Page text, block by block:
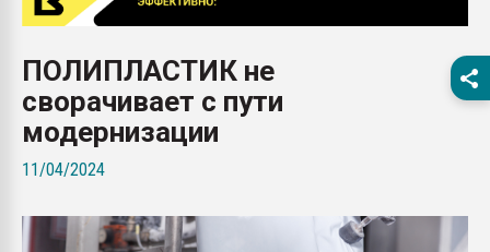
28.07.2026
28.07.2026
ПЕРЕЙТИ НА
ПОЛИПЛАСТИК не
сворачивает с пути
модернизации
11/04/2024